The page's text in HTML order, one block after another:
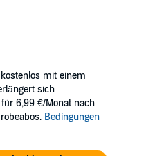
mit einem
sich
6,99 €/Monat nach
Bedingungen